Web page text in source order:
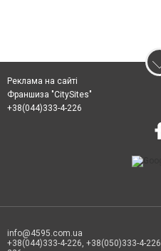
Реклама на сайті
Франшиза "CitySites"
+38(044)333-4-226
info@4595.com.ua
+38(044)333-4-226, +38(050)333-4-